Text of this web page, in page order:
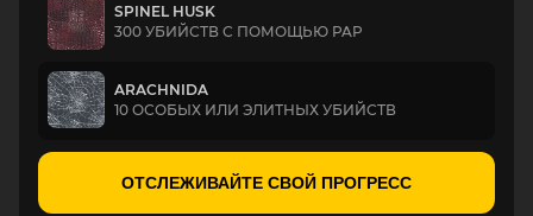
SPINEL HUSK
300 УБИЙСТВ С ПОМОЩЬЮ PAP
ARACHNIDA
10 ОСОБЫХ ИЛИ ЭЛИТНЫХ УБИЙСТВ
ОТСЛЕЖИВАЙТЕ СВОЙ ПРОГРЕСС